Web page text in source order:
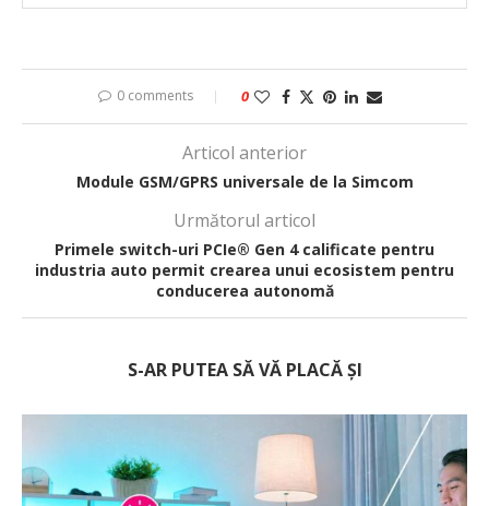
0 comments 0
Articol anterior
Module GSM/GPRS universale de la Simcom
Următorul articol
Primele switch-uri PCIe® Gen 4 calificate pentru
industria auto permit crearea unui ecosistem pentru
conducerea autonomă
S-AR PUTEA SĂ VĂ PLACĂ ȘI